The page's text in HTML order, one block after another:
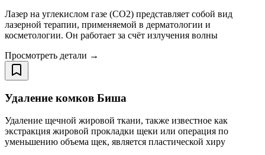
Лазер на углекислом газе (CO2) представляет собой вид
лазерной терапии, применяемой в дерматологии и
косметологии. Он работает за счёт излучения волны
Просмотреть детали →
Удаление комков Биша
Удаление щечной жировой ткани, также известное как
экстракция жировой прокладки щеки или операция по
уменьшению объема щек, является пластической хиру